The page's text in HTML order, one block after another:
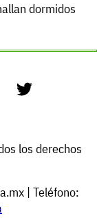
dormidos
los derechos
| Teléfono: